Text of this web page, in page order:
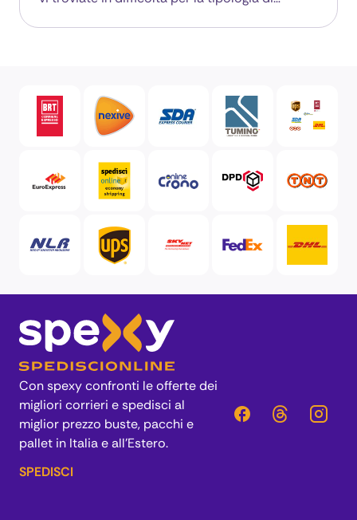
Con spexy confronti le offerte dei
migliori corrieri e spedisci al
miglior prezzo buste, pacchi e
pallet in Italia e all’Estero.
SPEDISCI